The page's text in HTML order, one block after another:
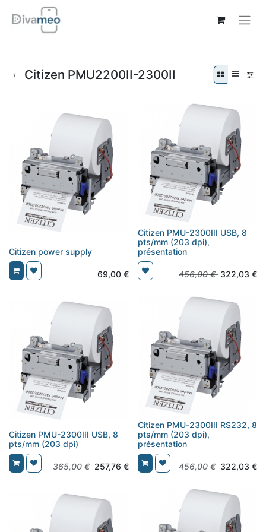
Citizen PMU2200II-2300II
Citizen power supply
69,00€
Citizen PMU-2300III USB, 8
pts/mm (203 dpi),
présentation
456,00€ 322,03 €
Citizen PMU-2300III USB, 8
pts/mm (203 dpi)
365,00€ 257,76 €
Citizen PMU-2300III RS232, 8
pts/mm (203 dpi),
présentation
456,00€ 322,03 €